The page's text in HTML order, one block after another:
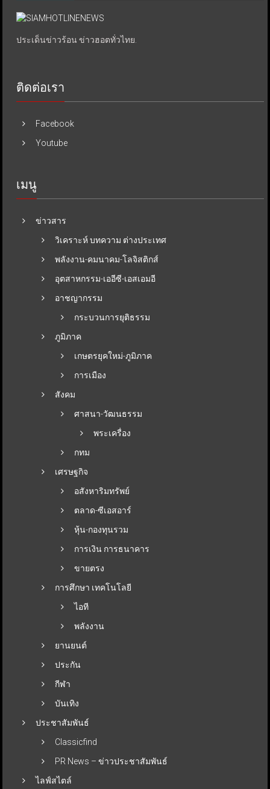
ประเด็นข่าวร้อน ข่าวฮอตทั่วไทย.
ติดต่อเรา
Facebook
Youtube
เมนู
ข่าวสาร
วิเคราะห์ บทความ ต่างประเทศ
พลังงาน-คมนาคม-โลจิสติกส์
อุตสาหกรรม-เออีซี-เอสเอมอี
อาชญากรรม
กระบวนการยุติธรรม
ภูมิภาค
เกษตรยุคใหม่-ภูมิภาค
การเมือง
สังคม
ศาสนา-วัฒนธรรม
พระเครื่อง
กทม
เศรษฐกิจ
อสังหาริมทรัพย์
ตลาด-ซีเอสอาร์
หุ้น-กองทุนรวม
การเงิน การธนาคาร
ขายตรง
การศึกษา เทคโนโลยี
ไอที
พลังงาน
ยานยนต์
ประกัน
กีฬา
บันเทิง
ประชาสัมพันธ์
Classicfind
PR News – ข่าวประชาสัมพันธ์
ไลฟ์สไตล์